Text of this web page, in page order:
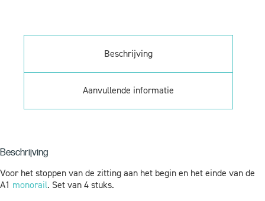
Beschrijving
Aanvullende informatie
Beschrijving
Voor het stoppen van de zitting aan het begin en het einde van de
A1 monorail. Set van 4 stuks.